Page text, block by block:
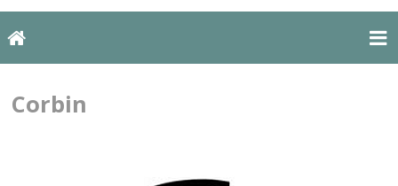
Corbin